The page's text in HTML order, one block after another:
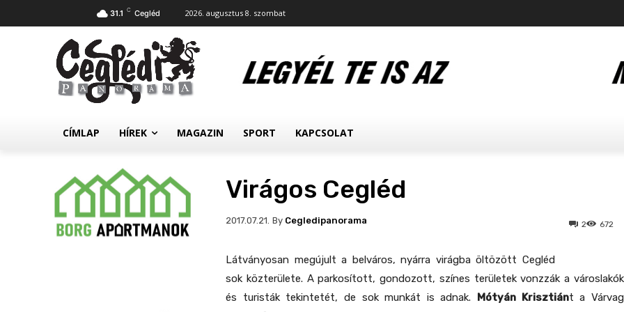
31.1 C Cegléd 2026. augusztus 8. szombat
CÍMLAP HÍREK MAGAZIN SPORT KAPCSOLAT
Virágos Cegléd
2017.07.21. 672
2
By Cegledipanorama
Látványosan megújult a belváros, nyárra virágba öltözött Cegléd
sok közterülete. A parkosított, gondozott, színes területek vonzzák a városlakók
és turisták tekintetét, de sok munkát is adnak. Mótyán Krisztiánt a Várvag